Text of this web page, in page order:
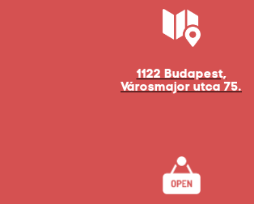
1122 Budapest,
Városmajor utca 75.